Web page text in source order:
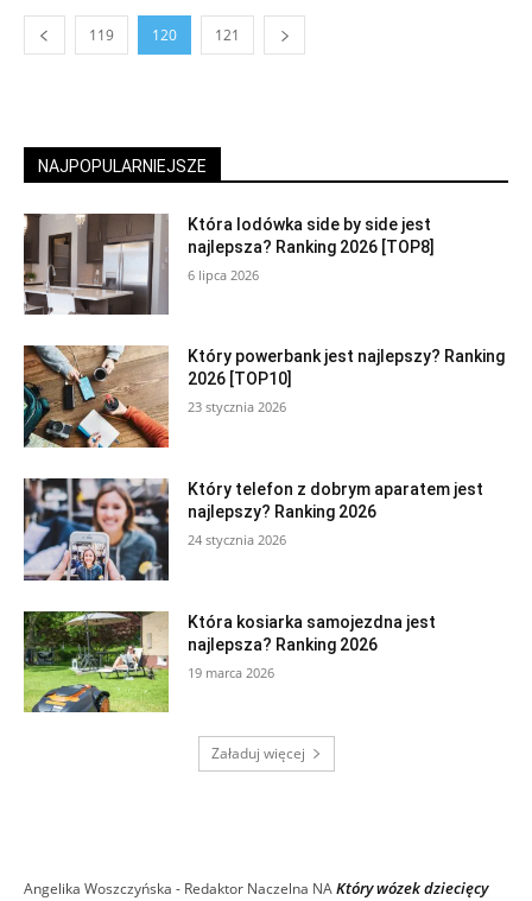
119 120 121
NAJPOPULARNIEJSZE
Która lodówka side by side jest
najlepsza? Ranking 2026 [TOP8]
6 lipca 2026
Który powerbank jest najlepszy? Ranking
2026 [TOP10]
23 stycznia 2026
Który telefon z dobrym aparatem jest
najlepszy? Ranking 2026
24 stycznia 2026
Która kosiarka samojezdna jest
najlepsza? Ranking 2026
19 marca 2026
Załaduj więcej
Angelika Woszczyńska - Redaktor Naczelna NAKtóry wózek dziecięcy